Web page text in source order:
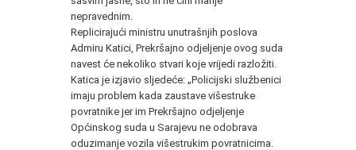
nepravednim.
Replicirajući ministru unutrašnjih poslova
Admiru Katici, Prekršajno odjeljenje ovog suda
navest će nekoliko stvari koje vrijedi razložiti.
Katica je izjavio sljedeće: „Policijski službenici
imaju problem kada zaustave višestruke
povratnike jer im Prekršajno odjeljenje
Općinskog suda u Sarajevu ne odobrava
oduzimanje vozila višestrukim povratnicima.